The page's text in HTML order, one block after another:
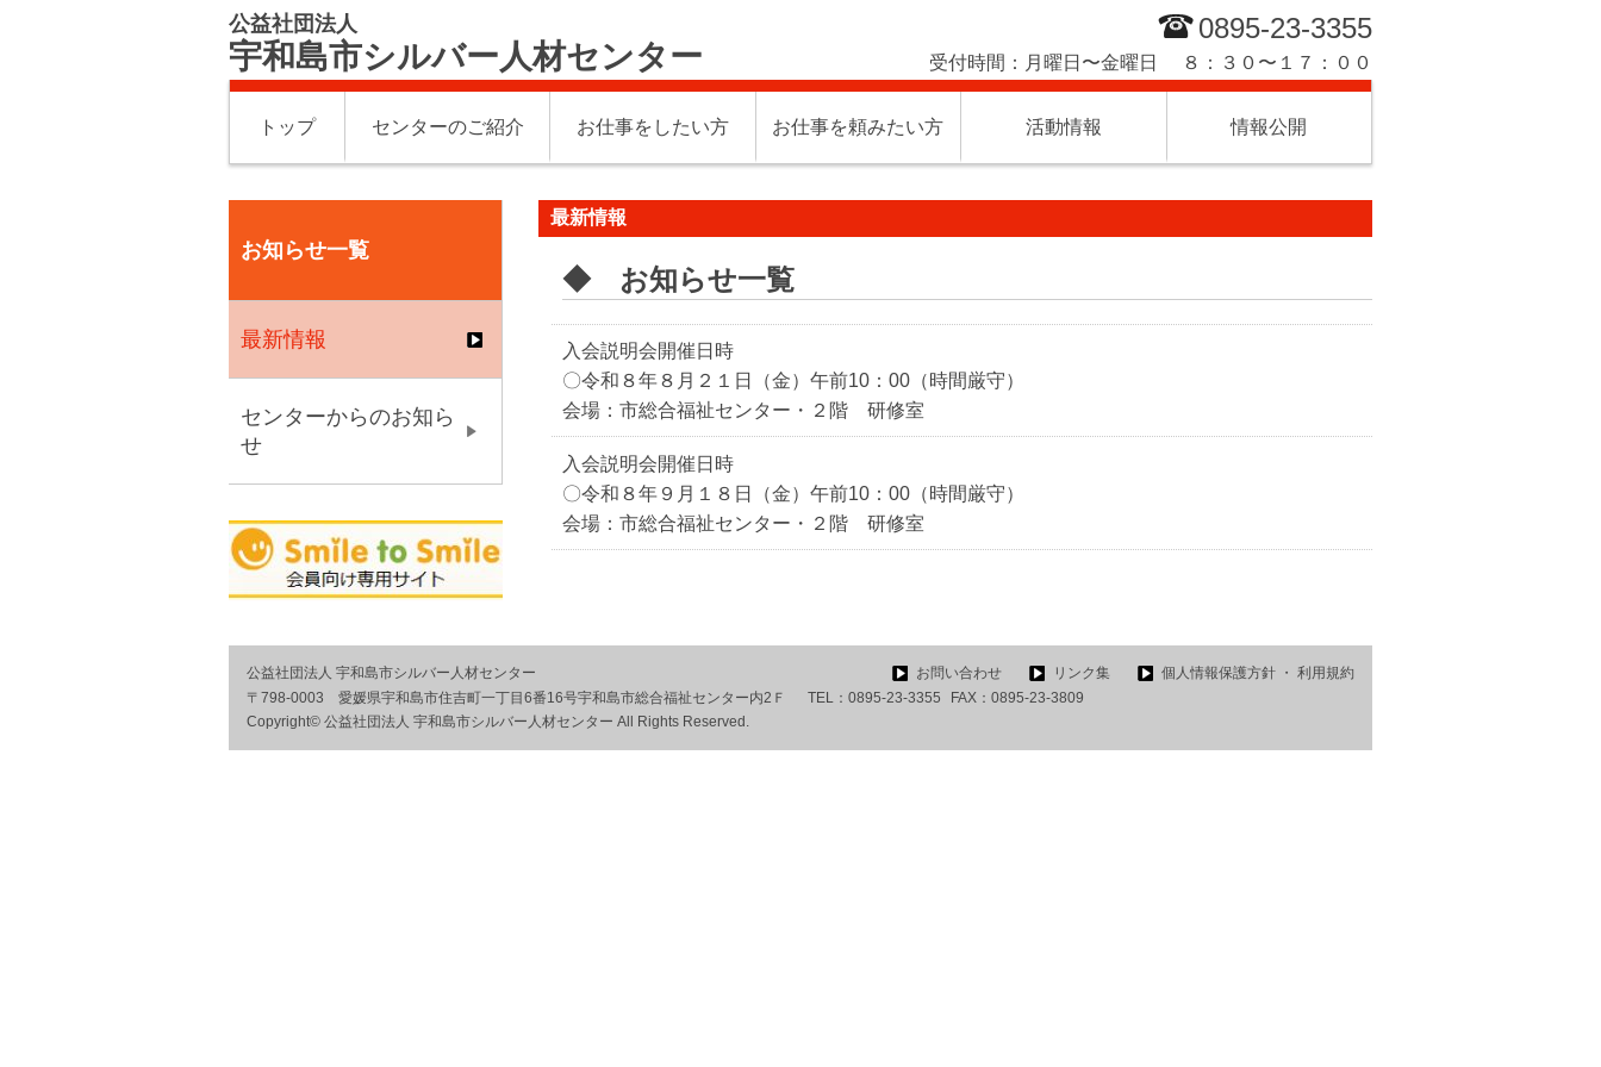
公益社団法人
宇和島市シルバー人材センター
0895-23-3355
受付時間：月曜日〜金曜日 ８：３０〜１７：００
トップ センターのご紹介 お仕事をしたい方 お仕事を頼みたい方 活動情報 情報公開
最新情報
◆ お知らせ一覧
入会説明会開催日時
〇令和８年８月２１日（金）午前10：00（時間厳守）
会場：市総合福祉センター・２階 研修室
入会説明会開催日時
〇令和８年９月１８日（金）午前10：00（時間厳守）
会場：市総合福祉センター・２階 研修室
お知らせ一覧
最新情報
センターからのお知ら
せ
公益社団法人 宇和島市シルバー人材センター
〒798-0003 愛媛県宇和島市住吉町一丁目6番16号宇和島市総合福祉センター内2Ｆ
TEL： 0895-23-3355 FAX： 0895-23-3809
Copyright© 公益社団法人 宇和島市シルバー人材センター All Rights Reserved.
お問い合わせ リンク集 個人情報保護方針 ・ 利用規約